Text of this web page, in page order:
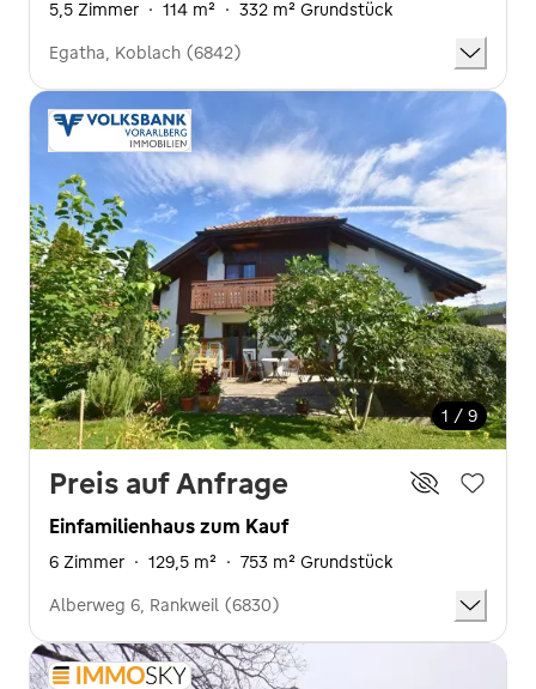
5,5 Zimmer · 114 m² · 332 m² Grundstück
Egatha, Koblach (6842)
1 / 9
Preis auf Anfrage
Einfamilienhaus zum Kauf
6 Zimmer · 129,5 m² · 753 m² Grundstück
Alberweg 6, Rankweil (6830)